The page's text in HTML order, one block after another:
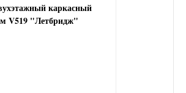
каркасный
V519 "Летбридж"